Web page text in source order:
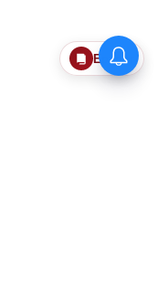
Epaper